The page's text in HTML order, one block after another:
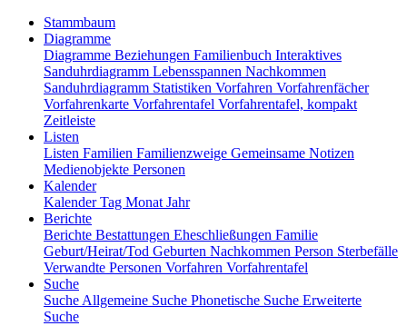
Stammbaum
Diagramme
Diagramme Beziehungen Familienbuch Interaktives
Sanduhrdiagramm Lebensspannen Nachkommen
Sanduhrdiagramm Statistiken Vorfahren Vorfahrenfächer
Vorfahrenkarte Vorfahrentafel Vorfahrentafel, kompakt
Zeitleiste
Listen
Listen Familien Familienzweige Gemeinsame Notizen
Medienobjekte Personen
Kalender
KalenderTag Monat Jahr
Berichte
Berichte Bestattungen Eheschließungen Familie
Geburt/Heirat/Tod Geburten Nachkommen Person Sterbefälle
Verwandte Personen Vorfahren Vorfahrentafel
Suche
Suche Allgemeine Suche Phonetische Suche Erweiterte
Suche